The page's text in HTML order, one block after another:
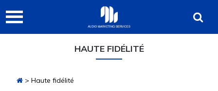
la
au
contenu
la
Audio
Marketing
Services
HAUTE FIDÉLITÉ
> Haute fidélité